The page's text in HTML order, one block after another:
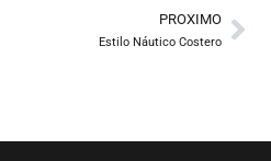
PROXIMO
Estilo Náutico CosteroNext